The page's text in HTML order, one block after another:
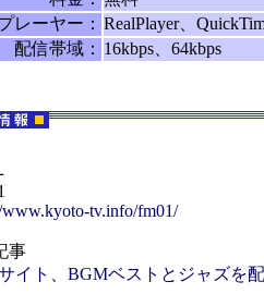
レーヤー： RealPlayer、
配信帯域： 16kbps、64kbps
www.kyoto-tv.info/fm01/
事
イト、BGMベストとジャズを